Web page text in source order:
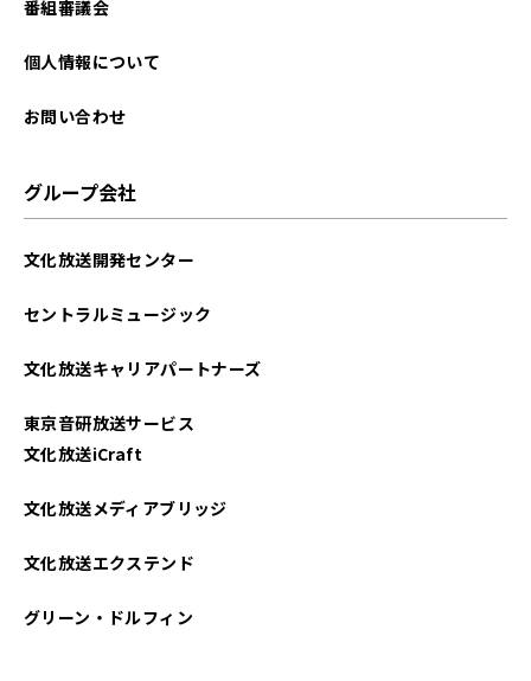
番組審議会
個人情報について
お問い合わせ
グループ会社
文化放送開発センター
セントラルミュージック
文化放送キャリアパートナーズ
東京音研放送サービス
文化放送iCraft
文化放送メディアブリッジ
文化放送エクステンド
グリーン・ドルフィン